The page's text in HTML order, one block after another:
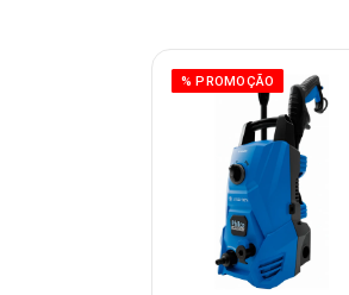
% PROMOÇÃO